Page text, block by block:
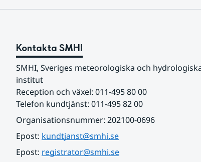
Kontakta SMHI
SMHI, Sveriges meteorologiska och
institut
Reception och växel: 011-495 80 00
Telefon kundtjänst: 011-495 82 00
Organisationsnummer: 202100-0696
Epost: kundtjanst@smhi.se
Epost: registrator@smhi.se